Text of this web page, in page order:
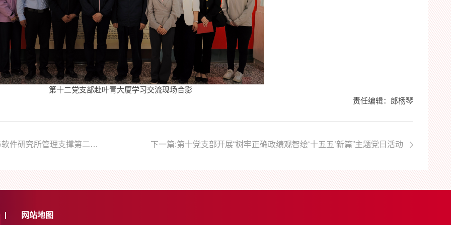
第十二党支部赴叶青大厦学习交流现场合影
责任编辑：郎杨琴
上一篇:树立和践行正确政绩观——第十一党支部与软件研究所管理支撑第二党支部开展联学共建 下一篇:第十党支部开展“树牢正确政绩观智绘‘十五五’新篇”主题党日活动
网站地图